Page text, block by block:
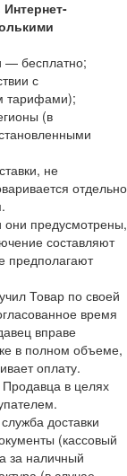
Интернет-
— бесплатно;
с
тарифами);
(в
не
отдельно
они предусмотрены,
составляют
предполагают
Товар по своей
время
вправе
в полном объеме,
оплату.
в целях
доставки
(кассовый
за наличный